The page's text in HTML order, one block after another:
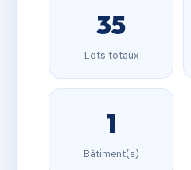
35
Lots totaux
1
Bâtiment(s)